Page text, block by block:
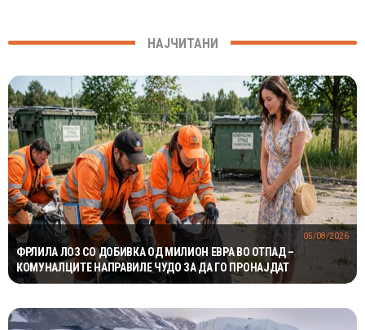
НАЈЧИТАНИ
ФРЛИЛА ЛОЗ СО ДОБИВКА ОД МИЛИОН ЕВРА ВО ОТПАД –
КОМУНАЛЦИТЕ НАПРАВИЛЕ ЧУДО ЗА ДА ГО ПРОНАЈДАТ
05/08/2026